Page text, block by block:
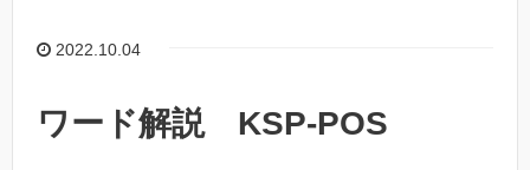
2022.10.04
ワード解説 KSP-POS